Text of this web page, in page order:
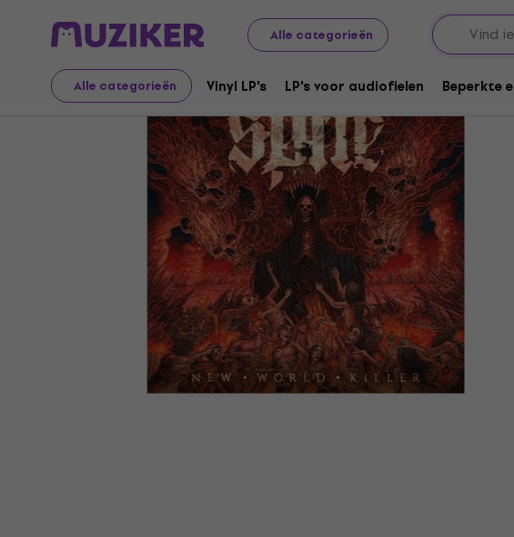
Alle categorieën
Alle categorieën Vinyl LP's LP's voor audiofielen Beperkte
LP-platen en cd's Muziek CD's